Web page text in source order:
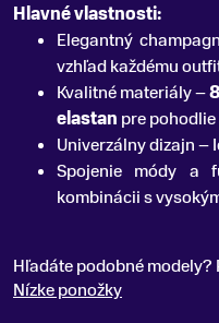
Hlavné vlastnosti:
Elegantný
vzhľad každému
Kvalitné materiály –
elastan pre
Univerzálny dizajn –
Spojenie módy a
kombinácii s
Hľadáte podobné
Nízke ponožky